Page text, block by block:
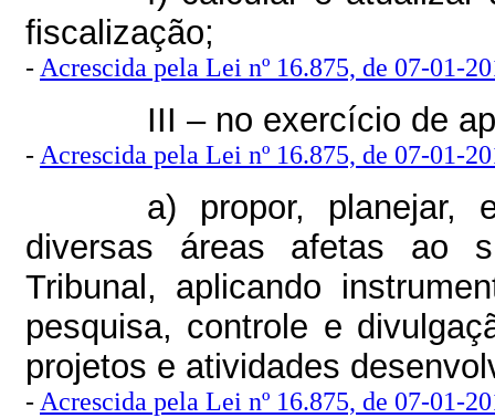
fiscalização;
- Acrescida pela Lei nº 16.875, de 07-01-
III – no exercício de
- Acrescida pela Lei nº 16.875, de 07-01-
a) propor, planejar,
diversas áreas afetas ao
Tribunal, aplicando
pesquisa, controle e
projetos e atividades
- Acrescida pela Lei nº 16.875, de 07-01-